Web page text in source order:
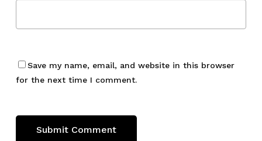
Save my name, email, and website in this browser
for the next time I comment.